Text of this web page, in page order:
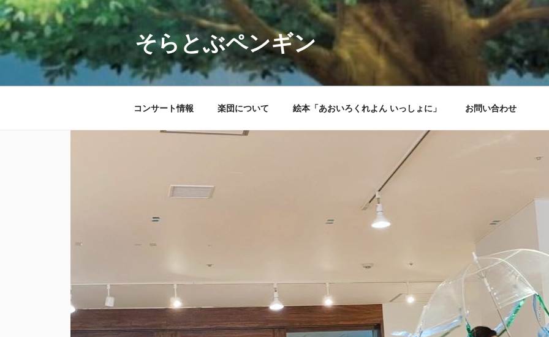
コ
ン
テ
ン
そらとぶペンギン
コンサート情報 楽団について 絵本「あおいろくれよん いっしょに」 お問い合わせ